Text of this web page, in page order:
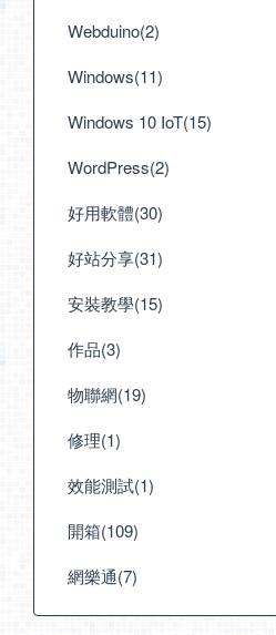
Webduino(2)
Windows(11)
Windows 10 IoT(15)
WordPress(2)
好用軟體(30)
好站分享(31)
安裝教學(15)
作品(3)
物聯網(19)
修理(1)
效能測試(1)
開箱(109)
網樂通(7)